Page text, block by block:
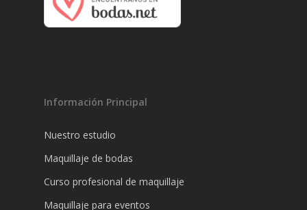
Información Principal
Nuestro estudio
Maquillaje de bodas
Curso profesional de maquillaje
Maquillaje para eventos